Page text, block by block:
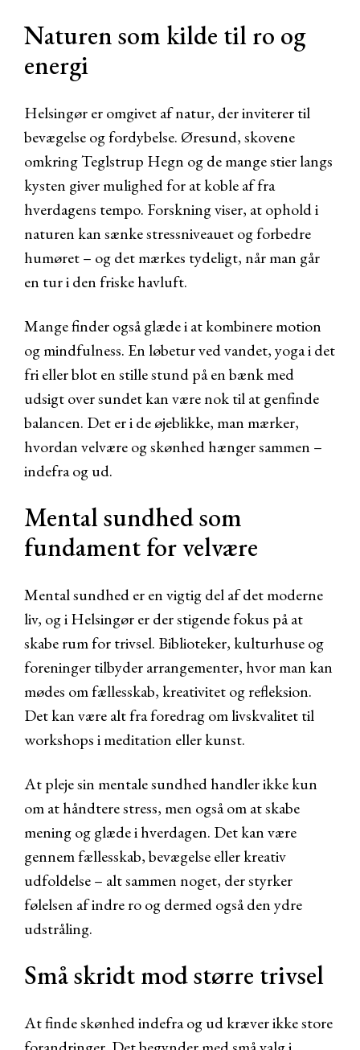
Naturen som kilde til ro og
energi
Helsingør er omgivet af natur, der inviterer til
bevægelse og fordybelse. Øresund, skovene
omkring Teglstrup Hegn og de mange stier langs
kysten giver mulighed for at koble af fra
hverdagens tempo. Forskning viser, at ophold i
naturen kan sænke stressniveauet og forbedre
humøret – og det mærkes tydeligt, når man går
en tur i den friske havluft.
Mange finder også glæde i at kombinere motion
og mindfulness. En løbetur ved vandet, yoga i det
fri eller blot en stille stund på en bænk med
udsigt over sundet kan være nok til at genfinde
balancen. Det er i de øjeblikke, man mærker,
hvordan velvære og skønhed hænger sammen –
indefra og ud.
Mental sundhed som
fundament for velvære
Mental sundhed er en vigtig del af det moderne
liv, og i Helsingør er der stigende fokus på at
skabe rum for trivsel. Biblioteker, kulturhuse og
foreninger tilbyder arrangementer, hvor man kan
mødes om fællesskab, kreativitet og refleksion.
Det kan være alt fra foredrag om livskvalitet til
workshops i meditation eller kunst.
At pleje sin mentale sundhed handler ikke kun
om at håndtere stress, men også om at skabe
mening og glæde i hverdagen. Det kan være
gennem fællesskab, bevægelse eller kreativ
udfoldelse – alt sammen noget, der styrker
følelsen af indre ro og dermed også den ydre
udstråling.
Små skridt mod større trivsel
At finde skønhed indefra og ud kræver ikke store